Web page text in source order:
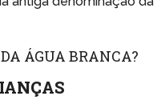
ÁGUA BRANCA?